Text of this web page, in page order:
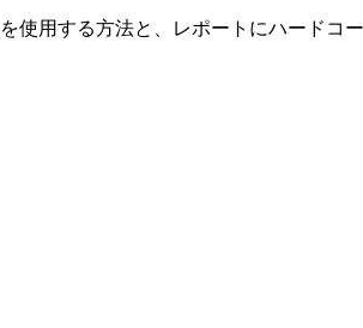
使用する方法と、レポートにハードコ